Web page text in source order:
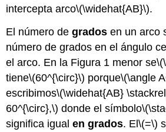
intercepta arco\(\widehat{AB}\).
El número degrados en un arco
número de grados en el ángulo
el arco. En la Figura 1 menor se
tiene\(60^{\circ}\) porque\(\angle
escribimos\(\widehat{AB}
60^{\circ},\) donde el símbolo
significa igualen grados. El\(=\)